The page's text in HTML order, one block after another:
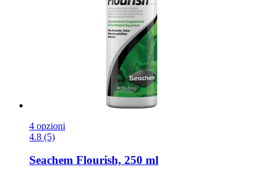
4 opzioni
4.8 (5)
Seachem Flourish, 250 ml